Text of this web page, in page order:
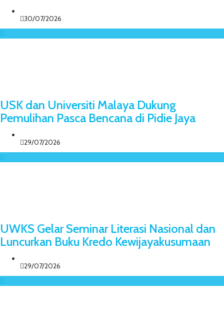
30/07/2026
USK dan Universiti Malaya Dukung
Pemulihan Pasca Bencana di Pidie Jaya
29/07/2026
UWKS Gelar Seminar Literasi Nasional dan
Luncurkan Buku Kredo Kewijayakusumaan
29/07/2026